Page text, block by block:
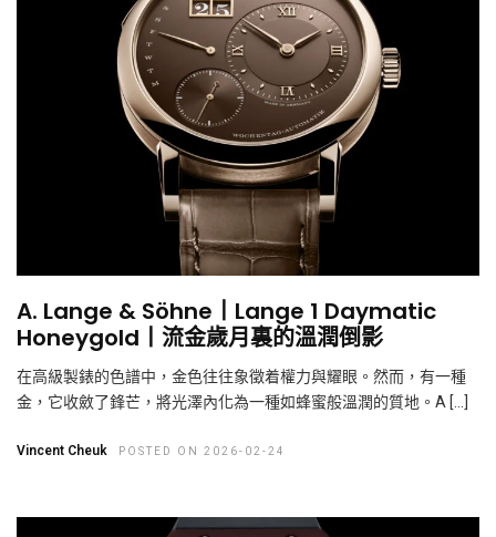
A. Lange & Söhne丨Lange 1 Daymatic
Honeygold丨流金歲月裏的溫潤倒影
在高級製錶的色譜中，金色往往象徵着權力與耀眼。然而，有一種
金，它收斂了鋒芒，將光澤內化為一種如蜂蜜般溫潤的質地。A […]
Vincent Cheuk POSTED ON 2026-02-24